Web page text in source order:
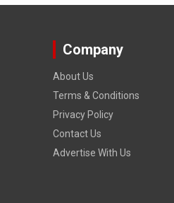
Company
About Us
Terms & Conditions
Privacy Policy
Contact Us
Advertise With Us